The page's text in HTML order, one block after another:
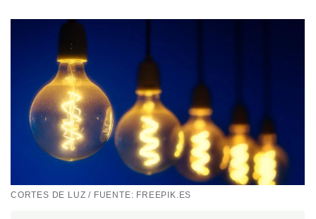
CORTES DE LUZ / FUENTE: FREEPIK.ES